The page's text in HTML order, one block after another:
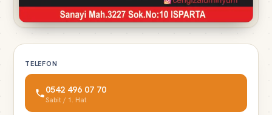
TELEFON
0542 496 07 70
Sabit / 1. Hat